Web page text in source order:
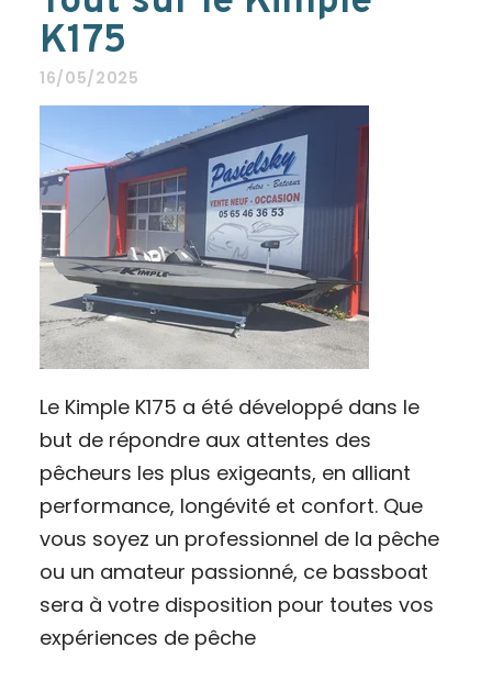
K175
16/05/2025
Le Kimple K175 a été développé dans le
but de répondre aux attentes des
pêcheurs les plus exigeants, en alliant
performance, longévité et confort. Que
vous soyez un professionnel de la pêche
ou un amateur passionné, ce bassboat
sera à votre disposition pour toutes vos
expériences de pêche